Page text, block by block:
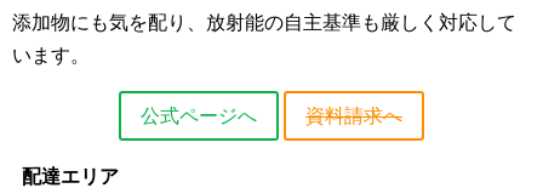
添加物にも気を配り、放射能の自主基準も厳しく対応して
います。
公式ページへ 資料請求へ
配達エリア